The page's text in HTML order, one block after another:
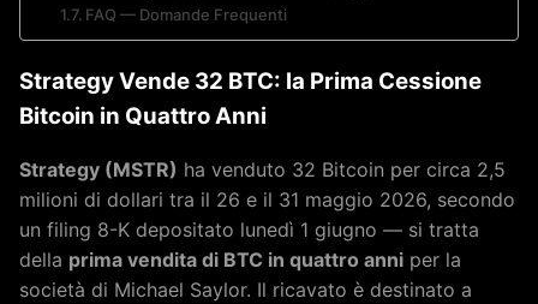
FAQ — Domande Frequenti
Strategy Vende 32 BTC: la Prima Cessione
Bitcoin in Quattro Anni
Strategy (MSTR) ha venduto 32 Bitcoin per circa 2,5
milioni di dollari tra il 26 e il 31 maggio 2026, secondo
un filing 8-K depositato lunedì 1 giugno — si tratta
della prima vendita di BTC in quattro anni per la
società di Michael Saylor. Il ricavato è destinato a